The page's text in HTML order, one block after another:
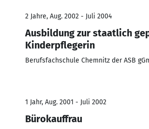
2 Jahre, Aug. 2002 - Juli 2004
Ausbildung zur staatlich
Kinderpflegerin
Berufsfachschule Chemnitz der ASB
1 Jahr, Aug. 2001 - Juli 2002
Bürokauffrau